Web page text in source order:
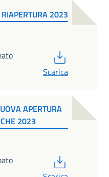
2023
Scarica
APERTURA
2023